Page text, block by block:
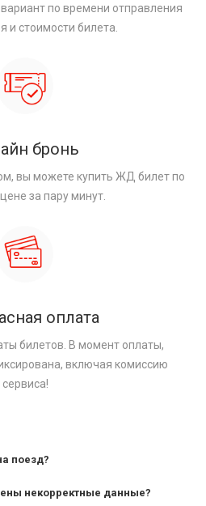
по времени отправления
и стоимости билета.
бронь
вы можете купить ЖД билет по
за пару минут.
оплата
билетов. В момент оплаты,
включая комиссию
сервиса!
поезд?
некорректные данные?